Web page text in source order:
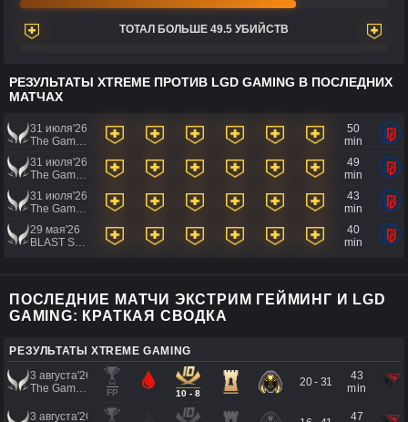
ТОТАЛ БОЛЬШЕ 49.5 УБИЙСТВ
РЕЗУЛЬТАТЫ XTREME ПРОТИВ LGD GAMING В ПОСЛЕДНИХ
МАТЧАХ
31 июля'26
50
min
31 июля'26
49
min
31 июля'26
43
min
29 мая'26
40
min
ПОСЛЕДНИЕ МАТЧИ ЭКСТРИМ ГЕЙМИНГ И LGD
GAMING: КРАТКАЯ СВОДКА
РЕЗУЛЬТАТЫ XTREME GAMING
3 августа'26
FP 10 - 8
20 - 31
43
min
3 августа'26
47